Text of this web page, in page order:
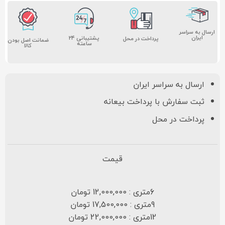
ارسال به سراسر
ایران پرداخت در محل پشتیبانی ۲۴
ساعته ضمانت اصل بودن
کالا
ارسال به سراسر ایران
ثبت سفارش با پرداخت بیعانه
پرداخت در محل
قیمت
6متری : 12,000,000 تومان
9متری : 17,500,000 تومان
12متری : 22,000,000 تومان